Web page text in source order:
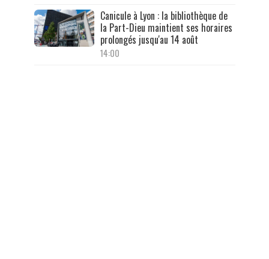
Canicule à Lyon : la bibliothèque de
la Part-Dieu maintient ses horaires
prolongés jusqu'au 14 août
14:00